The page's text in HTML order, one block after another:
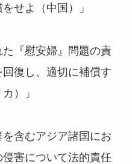
せよ（中国）」
た『慰安婦』問題の責
復し、適切に補償す
）」
を含むアジア諸国にお
害について法的責任